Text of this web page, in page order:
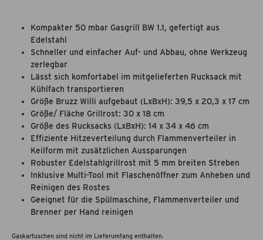
Kompakter 50 mbar Gasgrill BW 1.1, gefertigt aus
Edelstahl
Schneller und einfacher Auf- und Abbau, ohne Werkzeug
zerlegbar
Lässt sich komfortabel im mitgelieferten Rucksack mit
Kühlfach transportieren
Größe Bruzz Willi aufgebaut (LxBxH): 39,5 x 20,3 x 17 cm
Größe/ Fläche Grillrost: 30 x 18 cm
Größe des Rucksacks (LxBxH): 14 x 34 x 46 cm
Effiziente Hitzeverteilung durch Flammenverteiler in
Keilform mit zusätzlichen Aussparungen
Robuster Edelstahlgrillrost mit 5 mm breiten Streben
Inklusive Multi-Tool mit Flaschenöffner zum Anheben und
Reinigen des Rostes
Geeignet für die Spülmaschine, Flammenverteiler und
Brenner per Hand reinigen
Gaskartuschen sind nicht im Lieferumfang enthalten.